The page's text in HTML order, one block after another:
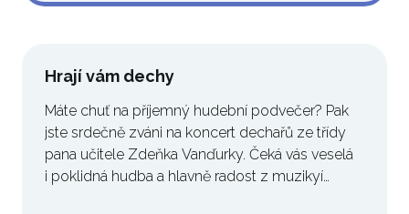
Hrají vám dechy
Máte chuť na příjemný hudební podvečer? Pak
jste srdečně zváni na koncert dechařů ze třídy
pana učitele Zdeňka Vanďurky. Čeká vás veselá
i poklidná hudba a hlavně radost z muzikyí…